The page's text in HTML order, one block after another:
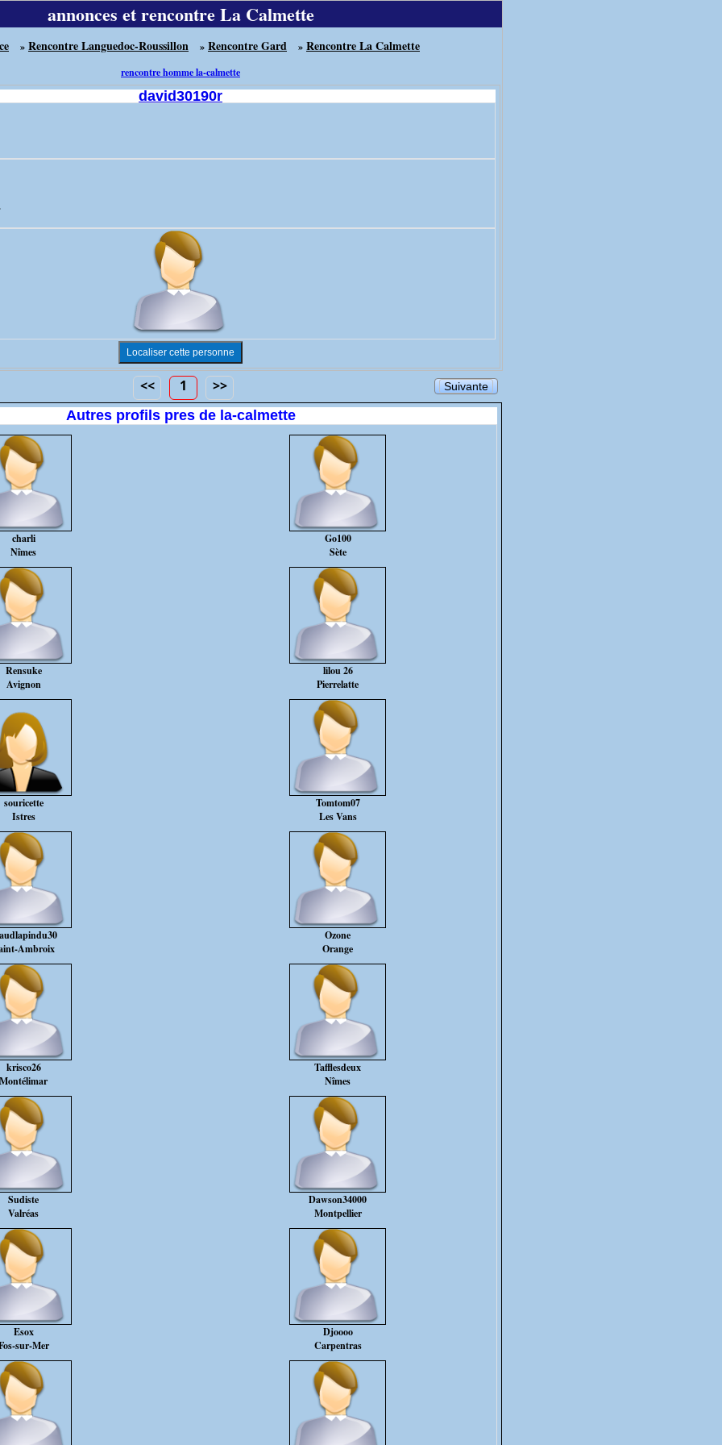
annonces et rencontre La Calmette
» Rencontre Languedoc-Roussillon » Rencontre Gard » Rencontre La Calmette
rencontre homme la-calmette
david30190r
<< 1 >> Suivante
Autres profils pres de la-calmette
charli
Nîmes
Go100
Sète
Rensuke
Avignon
lilou 26
Pierrelatte
souricette
Istres
Tomtom07
Les Vans
Ambroix
Ozone
Orange
krisco26
Montélimar
Tafflesdeux
Nîmes
Sudiste
Valréas
Dawson34000
Montpellier
Esox
sur-Mer
Djoooo
Carpentras